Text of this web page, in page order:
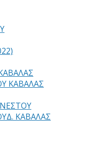
ΚΑΒΑΛΑΣ
ΚΑΒΑΛΑΣ